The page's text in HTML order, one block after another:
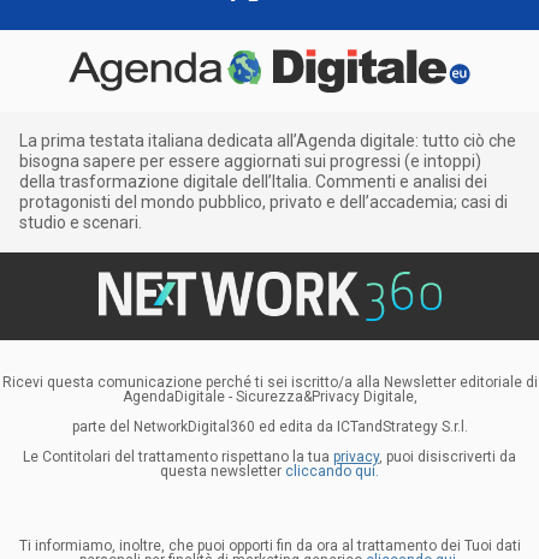
La prima testata italiana dedicata all’Agenda digitale: tutto ciò che
bisogna sapere per essere aggiornati sui progressi (e intoppi)
della trasformazione digitale dell’Italia. Commenti e analisi dei
protagonisti del mondo pubblico, privato e dell’accademia; casi di
studio e scenari.
Ricevi questa comunicazione perché ti sei iscritto/a alla Newsletter editoriale di
AgendaDigitale - Sicurezza&Privacy Digitale,
parte del NetworkDigital360 ed edita da ICTandStrategy S.r.l.
Le Contitolari del trattamento rispettano la tua privacy, puoi disiscriverti da
questa newsletter cliccando qui.
Ti informiamo, inoltre, che puoi opporti fin da ora al trattamento dei Tuoi dati